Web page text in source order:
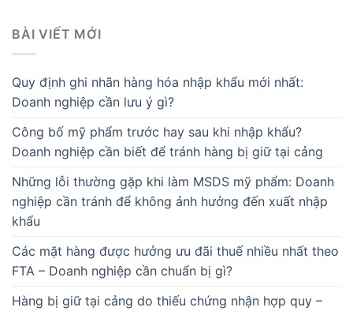
BÀI VIẾT MỚI
Quy định ghi nhãn hàng hóa nhập khẩu mới nhất:
Doanh nghiệp cần lưu ý gì?
Công bố mỹ phẩm trước hay sau khi nhập khẩu?
Doanh nghiệp cần biết để tránh hàng bị giữ tại cảng
Những lỗi thường gặp khi làm MSDS mỹ phẩm: Doanh
nghiệp cần tránh để không ảnh hưởng đến xuất nhập
khẩu
Các mặt hàng được hưởng ưu đãi thuế nhiều nhất theo
FTA – Doanh nghiệp cần chuẩn bị gì?
Hàng bị giữ tại cảng do thiếu chứng nhận hợp quy –